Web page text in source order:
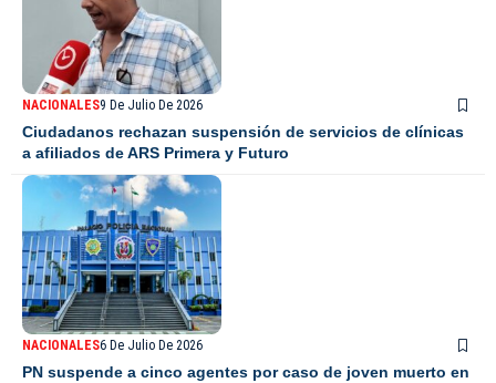
NACIONALES9 De Julio De 2026
Ciudadanos rechazan suspensión de servicios de clínicas
a afiliados de ARS Primera y Futuro
NACIONALES6 De Julio De 2026
PN suspende a cinco agentes por caso de joven muerto en